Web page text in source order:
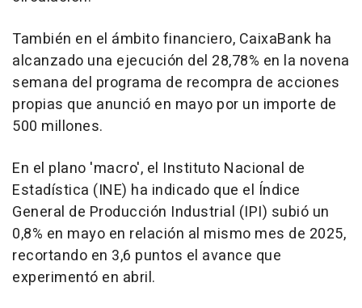
También en el ámbito financiero, CaixaBank ha
alcanzado una ejecución del 28,78% en la novena
semana del programa de recompra de acciones
propias que anunció en mayo por un importe de
500 millones.
En el plano 'macro', el Instituto Nacional de
Estadística (INE) ha indicado que el Índice
General de Producción Industrial (IPI) subió un
0,8% en mayo en relación al mismo mes de 2025,
recortando en 3,6 puntos el avance que
experimentó en abril.